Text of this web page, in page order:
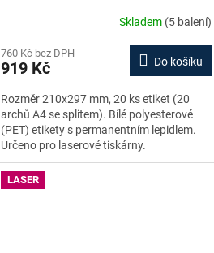
Skladem (5 balení)
760 Kč bez DPH
919 Kč Do košíku
Rozměr 210x297 mm, 20 ks etiket (20
archů A4 se splitem). Bílé polyesterové
(PET) etikety s permanentním lepidlem.
Určeno pro laserové tiskárny.
LASER